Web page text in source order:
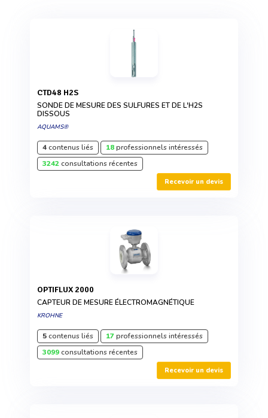
CTD48 H2S
SONDE DE MESURE DES SULFURES ET DE L'H2S
DISSOUS
AQUAMS®
4contenus liés 18professionnels intéressés
3242consultations récentes
Recevoir un devis
OPTIFLUX 2000
CAPTEUR DE MESURE ÉLECTROMAGNÉTIQUE
KROHNE
5contenus liés 17professionnels intéressés
3099consultations récentes
Recevoir un devis